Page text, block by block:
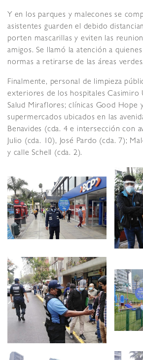
Y en los parques y malecones se
asistentes guarden el debido
porten mascarillas y eviten las
amigos. Se llamó la atención a
normas a retirarse de las áreas verdes.
Finalmente, personal de limpieza
exteriores de los hospitales Casimiro
Salud Miraflores; clínicas Good Hope
supermercados ubicados en las
Benavides (cda. 4 e intersección con
Julio (cda. 10), José Pardo (cda. 7);
y calle Schell (cda. 2).